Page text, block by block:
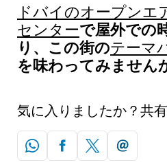
ドバイのオープンエ
センターで屋外での
り、この街のテーマ
を味わってみません
気に入りましたか？共